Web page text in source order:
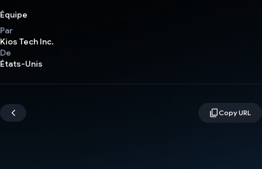
Équipe
Par
Kios Tech Inc.
De
États-Unis